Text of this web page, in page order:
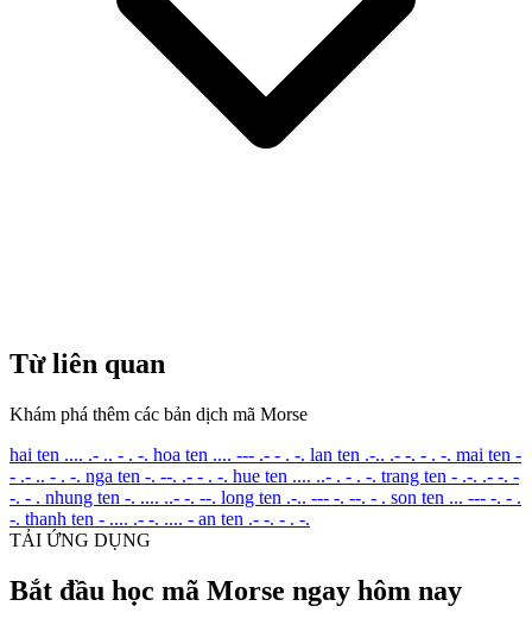
Từ liên quan
Khám phá thêm các bản dịch mã Morse
hai ten .... .- .. - . -. hoa ten .... --- .- - . -. lan ten .-.. .- -. - . -. mai ten -
- .- .. - . -. nga ten -. --. .- - . -. hue ten .... ..- . - . -. trang ten - .-. .- -. -
-. - . nhung ten -. .... ..- -. --. long ten .-.. --- -. --. - . son ten ... --- -. - .
-. thanh ten - .... .- -. .... - an ten .- -. - . -.
TẢI ỨNG DỤNG
Bắt đầu học mã Morse ngay hôm nay